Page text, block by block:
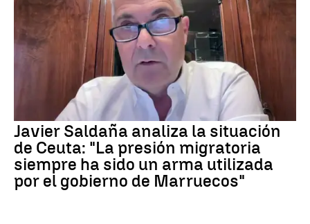
Javier Saldaña analiza la situación
de Ceuta: "La presión migratoria
siempre ha sido un arma utilizada
por el gobierno de Marruecos"